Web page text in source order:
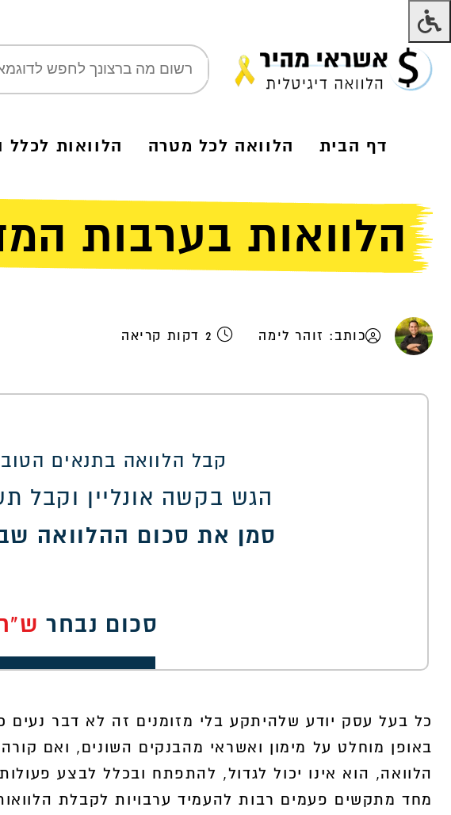
דף הבית הלוואה לכל מטרה הלוואות לכלל
הלוואות בערבות
כותב: זוהר לימה
קבל הלוואה בתנאים
הגש בקשה אונליין וקבל
סמן את סכום ההלוואה
סכום נבחר
30,000
400,000
המשך
כל בעל עסק יודע שלהיתקע בלי מזומנים זה לא דבר נעים
באופן מוחלט על מימון ואשראי מהבנקים השונים, ואם
הלוואה, הוא אינו יכול לגדול, להתפתח ובכלל לבצע פעולות
מחד מתקשים פעמים רבות להעמיד ערבויות לקבלת